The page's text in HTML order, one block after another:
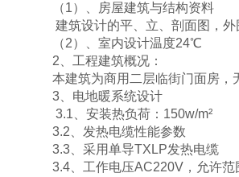
（1）、房屋建筑与结构资料
建筑设计的平、立、剖面图，
（2）、室内设计温度24℃
2、工程建筑概况：
本建筑为商用二层临街门面房，
3、电地暖系统设计
3.1、安装热负荷：150w/m²
3.2、发热电缆性能参数
3.3、采用单导TXLP发热电缆
3.4、工作电压AC220V，允许范